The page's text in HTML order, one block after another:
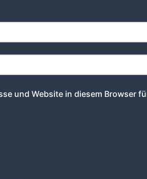
und Website in diesem Browser